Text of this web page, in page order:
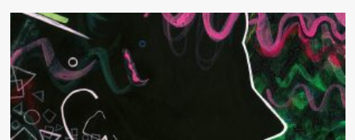
su
Verrina
racconta
del
nuovo
libro: